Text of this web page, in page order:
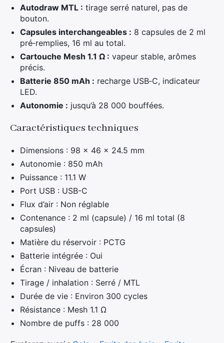
Autodraw MTL : tirage serré naturel, pas de
bouton.
Capsules interchangeables : 8 capsules de 2 ml
pré‑remplies, 16 ml au total.
Cartouche Mesh 1.1 Ω : vapeur stable, arômes
précis.
Batterie 850 mAh : recharge USB‑C, indicateur
LED.
Autonomie : jusqu’à 28 000 bouffées.
Caractéristiques techniques
Dimensions : 98 × 46 × 24.5 mm
Autonomie : 850 mAh
Puissance : 11.1 W
Port USB : USB-C
Flux d’air : Non réglable
Contenance : 2 ml (capsule) / 16 ml total (8
capsules)
Matière du réservoir : PCTG
Batterie intégrée : Oui
Écran : Niveau de batterie
Tirage / inhalation : Serré / MTL
Durée de vie : Environ 300 cycles
Résistance : Mesh 1.1 Ω
Nombre de puffs : 28 000